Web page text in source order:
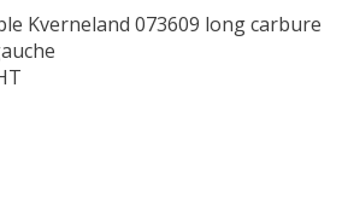
Kverneland 073609 long carbure